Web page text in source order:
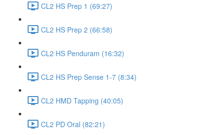
CL2 HS Prep 1 (69:27)
CL2 HS Prep 2 (66:58)
CL2 HS Penduram (16:32)
CL2 HS Prep Sense 1-7 (8:34)
CL2 HMD Tapping (40:05)
CL2 PD Oral (82:21)